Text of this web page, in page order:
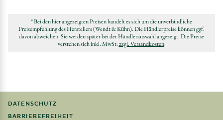
* Bei den hier angezeigten Preisen handelt es sich um die unverbindliche
Preisempfehlung des Herstellers (Wendt & Kühn). Die Händlerpreise können ggf.
davon abweichen. Sie werden später bei der Händlerauswahl angezeigt. Die Preise
verstehen sich inkl. MwSt.zzgl. Versandkosten.
DATENSCHUTZ
BARRIEREFREIHEIT